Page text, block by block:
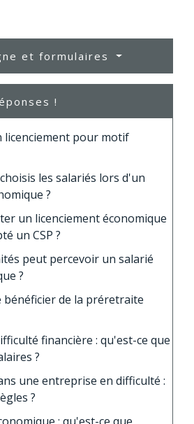
et formulaires
!
licenciement pour motif
les salariés lors d'un
?
un licenciement économique
un CSP ?
peut percevoir un salarié
?
bénéficier de la préretraite
financière : qu'est-ce que
?
une entreprise en difficulté :
?